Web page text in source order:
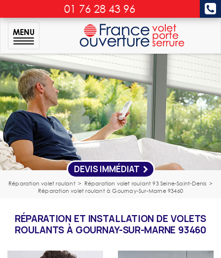
01 76 28 43 96
MENU
DEVIS IMMÉDIAT
Réparation volet roulant > Réparation volet roulant 93 Seine-Saint-Denis >
Réparation volet roulant à Gournay-Sur-Marne 93460
RÉPARATION ET INSTALLATION DE VOLETS
ROULANTS À GOURNAY-SUR-MARNE 93460